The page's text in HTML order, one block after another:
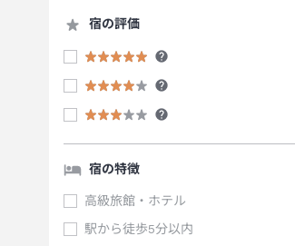
宿の評価
宿の特徴
高級旅館・ホテル
駅から徒歩5分以内